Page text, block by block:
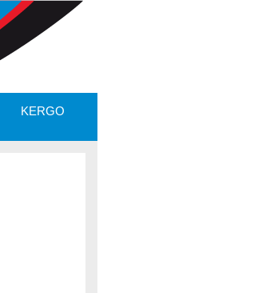
KERGO